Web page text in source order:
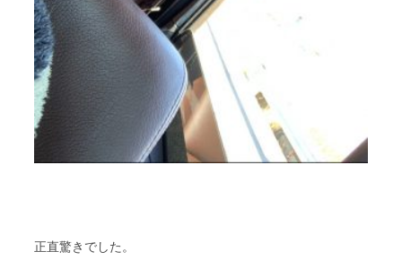
正直驚きでした。